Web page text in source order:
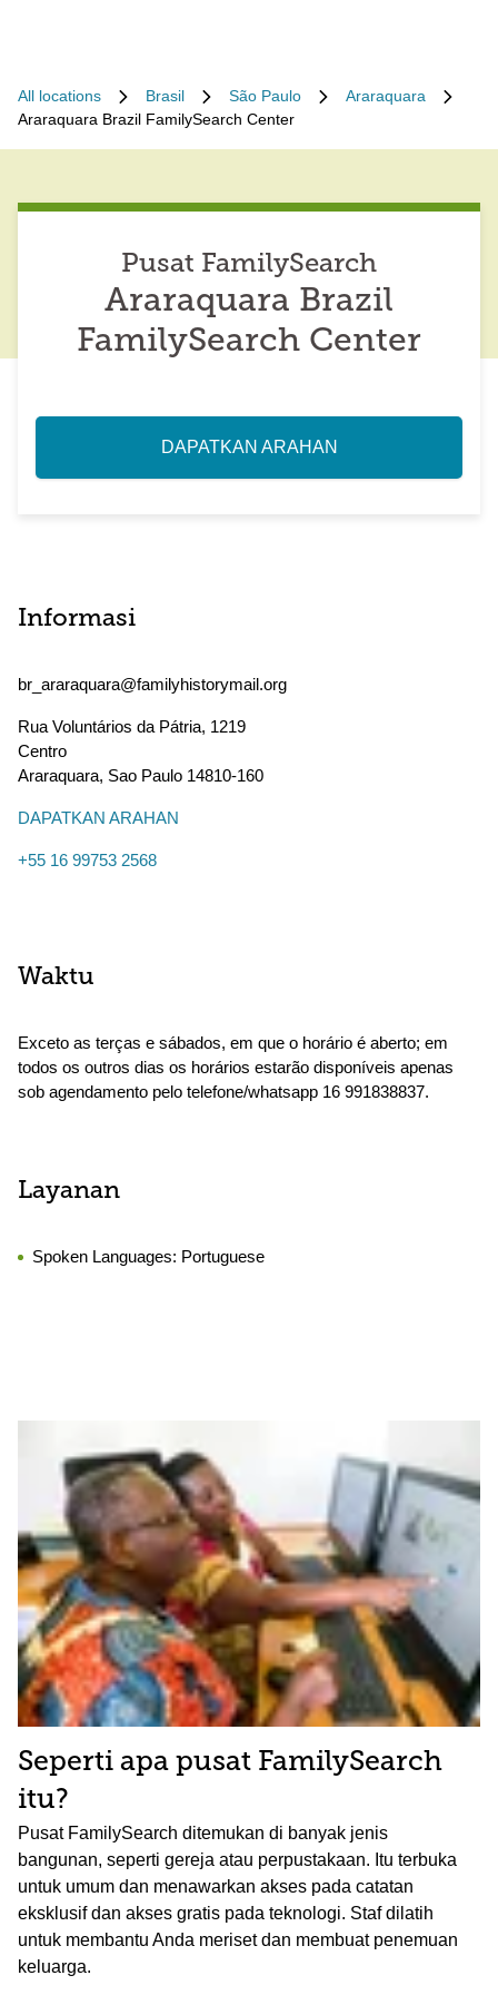
All locations Brasil São Paulo
Araraquara
Araraquara Brazil FamilySearch Center
Pusat FamilySearch
Araraquara Brazil
FamilySearch Center
DAPATKAN ARAHAN
Informasi
br_araraquara@familyhistorymail.org
Rua Voluntários da Pátria, 1219
Centro
Araraquara, Sao Paulo 14810-160
DAPATKAN ARAHAN
+55 16 99753 2568
Waktu
Exceto as terças e sábados, em que o horário é aberto; em
todos os outros dias os horários estarão disponíveis apenas
sob agendamento pelo telefone/whatsapp 16 991838837.
Layanan
Spoken Languages: Portuguese
Seperti apa pusat FamilySearch
itu?
Pusat FamilySearch ditemukan di banyak jenis
bangunan, seperti gereja atau perpustakaan. Itu terbuka
untuk umum dan menawarkan akses pada catatan
eksklusif dan akses gratis pada teknologi. Staf dilatih
untuk membantu Anda meriset dan membuat penemuan
keluarga.